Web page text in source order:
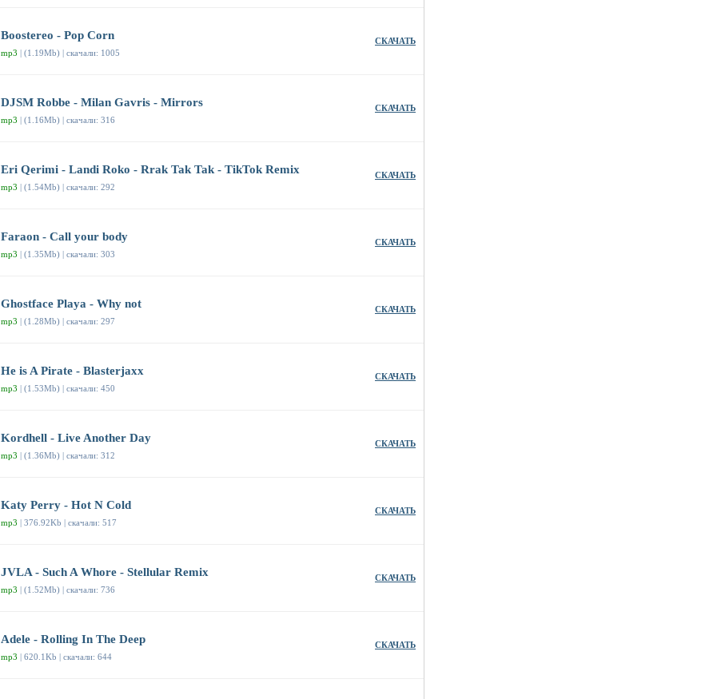
Boostereo - Pop Corn
mp3 | (1.19Mb) | скачали: 1005
СКАЧАТЬ
DJSM Robbe - Milan Gavris - Mirrors
mp3 | (1.16Mb) | скачали: 316
СКАЧАТЬ
Eri Qerimi - Landi Roko - Rrak Tak Tak - TikTok Remix
mp3 | (1.54Mb) | скачали: 292
СКАЧАТЬ
Faraon - Call your body
mp3 | (1.35Mb) | скачали: 303
СКАЧАТЬ
Ghostface Playa - Why not
mp3 | (1.28Mb) | скачали: 297
СКАЧАТЬ
He is A Pirate - Blasterjaxx
mp3 | (1.53Mb) | скачали: 450
СКАЧАТЬ
Kordhell - Live Another Day
mp3 | (1.36Mb) | скачали: 312
СКАЧАТЬ
Katy Perry - Hot N Cold
mp3 | 376.92Kb | скачали: 517
СКАЧАТЬ
JVLA - Such A Whore - Stellular Remix
mp3 | (1.52Mb) | скачали: 736
СКАЧАТЬ
Adele - Rolling In The Deep
mp3 | 620.1Kb | скачали: 644
СКАЧАТЬ